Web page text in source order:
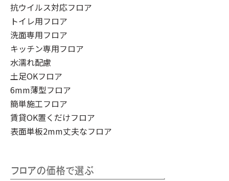
抗ウイルス対応フロア
トイレ用フロア
洗面専用フロア
キッチン専用フロア
水濡れ配慮
土足OKフロア
6mm薄型フロア
簡単施工フロア
賃貸OK置くだけフロア
表面単板2mm丈夫なフロア